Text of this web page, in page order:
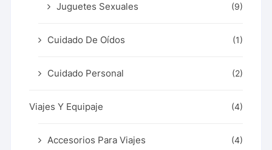
Juguetes Sexuales (9)
Cuidado De Oídos (1)
Cuidado Personal (2)
Viajes Y Equipaje (4)
Accesorios Para Viajes (4)